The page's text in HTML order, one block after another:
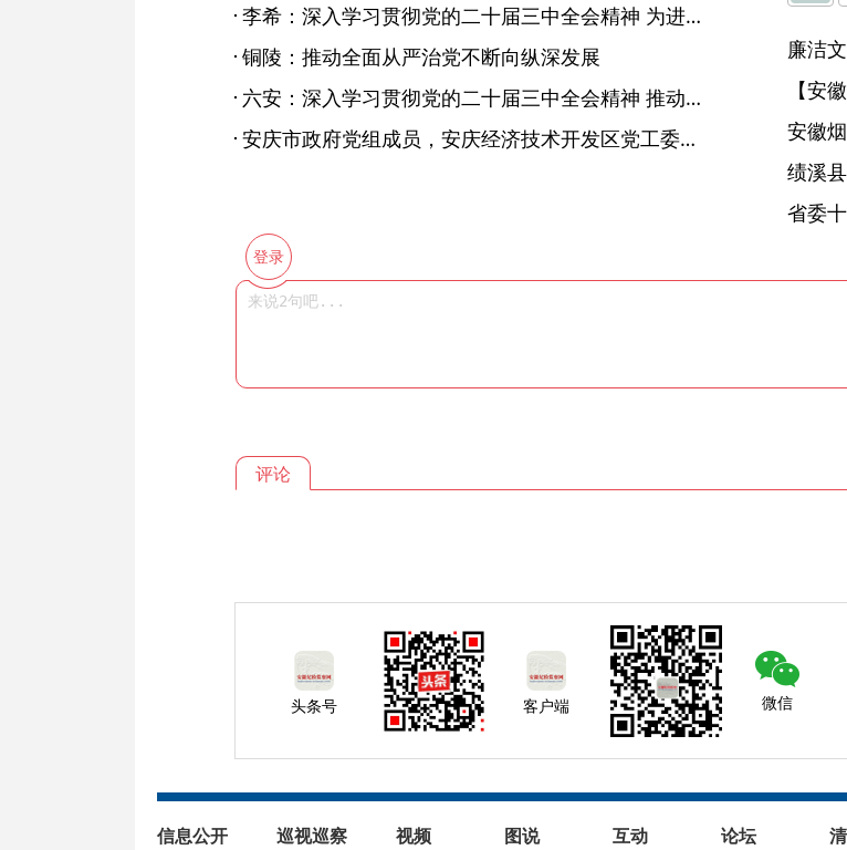
李希：深入学习贯彻党的二十届三中全会精神 为进一步全面深化改革、推进中国式现代化提供坚强保障
铜陵：推动全面从严治党不断向纵深发展
六安：深入学习贯彻党的二十届三中全会精神 推动全面深化改革在老区落地落实
安庆市政府党组成员，安庆经济技术开发区党工委书记、管委会主任张剑接受纪律审查和监察调查
廉洁
【安
安徽
省委
登录
评论
头条号 客户端 微信
信息公开 巡视巡察 视频 图说 互动 论坛